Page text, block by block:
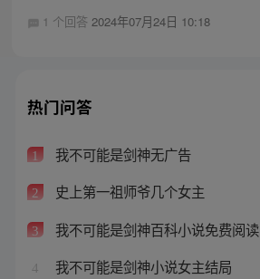
1 个回答 2024年07月24日 10:18
热门问答
1 我不可能是剑神无广告
2 史上第一祖师爷几个女主
3 我不可能是剑神百科小说免费阅读
4 我不可能是剑神小说女主结局